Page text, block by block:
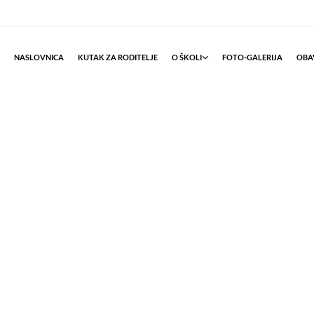
NASLOVNICA KUTAK ZA RODITELJE O ŠKOLI FOTO-GALERIJA